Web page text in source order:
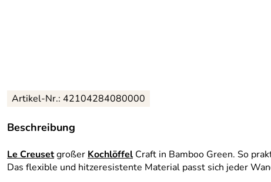
Artikel-Nr.: 42104284080000
Beschreibung
Le Creusetgroßer Kochlöffel Craft in Bamboo Green. So
Das flexible und hitzeresistente Material passt sich jeder